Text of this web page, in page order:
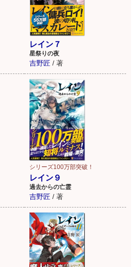
レイン７
星祭りの夜
吉野匠 / 著
シリーズ100万部突破！
レイン９
過去からの亡霊
吉野匠 / 著